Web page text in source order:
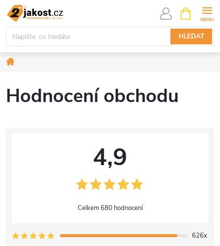
Přejít
obsah
HLEDAT
NÁKUPNÍ
KOŠÍK
Hodnocení obchodu
4,9
680 hodnocení
626x